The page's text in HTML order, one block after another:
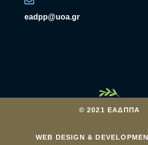
eadpp@uoa.gr
© 2021 ΕΑΔΠΠΑ
WEB DESIGN &